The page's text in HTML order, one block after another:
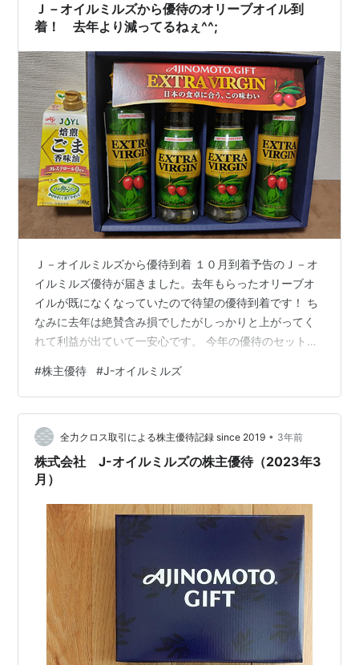
Ｊ－オイルミルズから優待のオリーブオイル到
着！ 去年より減ってるねぇ^^;
Ｊ－オイルミルズから優待到着 １０月到着予告のＪ－オ
イルミルズ優待が届きました。去年もらったオリーブオ
イルが既になくなっていたので待望の優待到着です！ ち
なみに去年は絶賛含み損でしたがしっかりと上がってく
れて利益が出ていて一安心です。 今年の優待のセット内
エクストラバージンオリーブオイル ２００g × ２ 焙煎ご
ま香味油 ３００g 去年と比べるとオリーブオイルの量が
減ってますね。その分ごま油がおまけ（？）でついてい
ました。ごま油はよく使うのでうれしい誤算です。 去年
のセット内容は・・・ ちなみに去年の優待のセット内容
はオリーブオイルづ…
#株主優待 #J-オイルミルズ
全力クロス取引による株主優待記録 since 2019 • 3年前
株式会社 J-オイルミルズの株主優待（2023年3
月）